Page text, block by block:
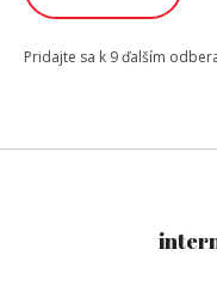
Pridajte sa k 9 ďalším